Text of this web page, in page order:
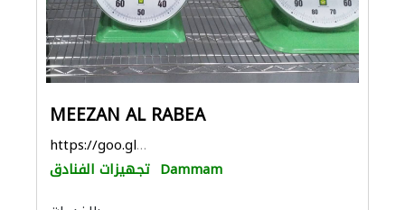
MEEZAN AL RABEA
https://goo.gl/maps/4pqWXD4noucGYjzF7
تجهيزات الفنادق Dammam